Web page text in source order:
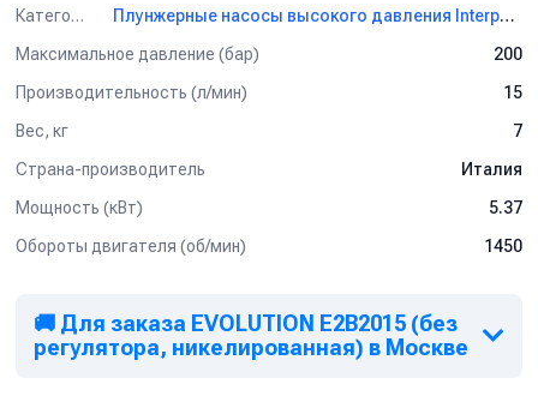
Категория
Плунжерные насосы высокого давления Interpump Group
Максимальное давление (бар)
200
Производительность (л/мин)
15
Вес, кг
7
Страна-производитель
Италия
Мощность (кВт)
5.37
Обороты двигателя (об/мин)
1450
🚚 Для заказа EVOLUTION E2B2015 (без
регулятора, никелированная) в Москве